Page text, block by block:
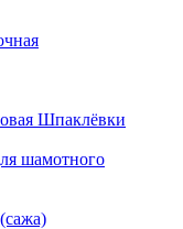
Шпаклёвки
шамотного